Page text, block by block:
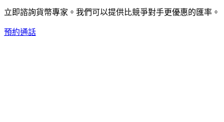
立即諮詢貨幣專家。 我們可以提供比競爭對手更優惠的匯率。
預約通話